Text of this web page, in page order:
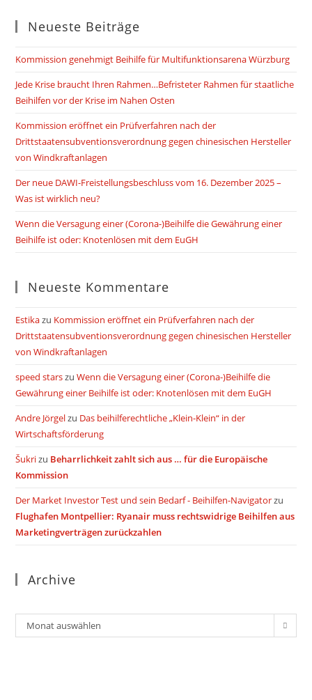
Neueste Beiträge
Kommission genehmigt Beihilfe für Multifunktionsarena Würzburg
Jede Krise braucht Ihren Rahmen…Befristeter Rahmen für staatliche
Beihilfen vor der Krise im Nahen Osten
Kommission eröffnet ein Prüfverfahren nach der
Drittstaatensubventionsverordnung gegen chinesischen Hersteller
von Windkraftanlagen
Der neue DAWI-Freistellungsbeschluss vom 16. Dezember 2025 –
Was ist wirklich neu?
Wenn die Versagung einer (Corona-)Beihilfe die Gewährung einer
Beihilfe ist oder: Knotenlösen mit dem EuGH
Neueste Kommentare
Estikazu Kommission eröffnet ein Prüfverfahren nach der
Drittstaatensubventionsverordnung gegen chinesischen Hersteller
von Windkraftanlagen
speed starszuWenn die Versagung einer (Corona-)Beihilfe die
Gewährung einer Beihilfe ist oder: Knotenlösen mit dem EuGH
Andre Jörgelzu Das beihilferechtliche „Klein-Klein“ in der
Wirtschaftsförderung
Šukrizu Beharrlichkeit zahlt sich aus … für die Europäische
Kommission
Der Market Investor Test und sein Bedarf - Beihilfen-Navigatorzu
Flughafen Montpellier: Ryanair muss rechtswidrige Beihilfen aus
Marketingverträgen zurückzahlen
Archive
Archiv
Monat auswählen